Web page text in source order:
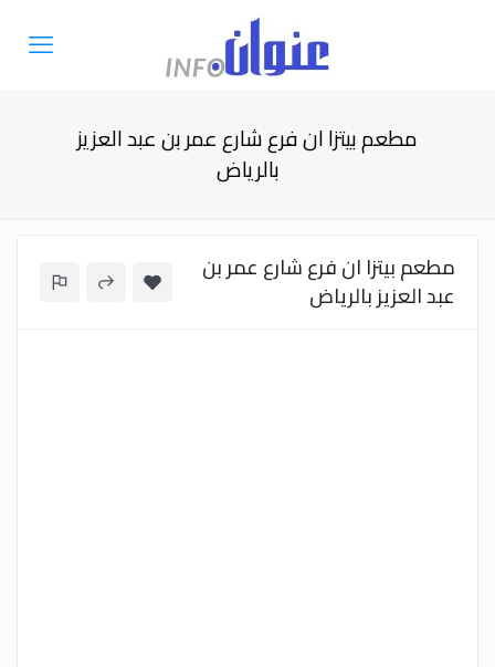
مطعم بيتزا ان فرع شارع عمر بن عبد العزيز
بالرياض
مطعم بيتزا ان فرع شارع عمر بن
عبد العزيز بالرياض